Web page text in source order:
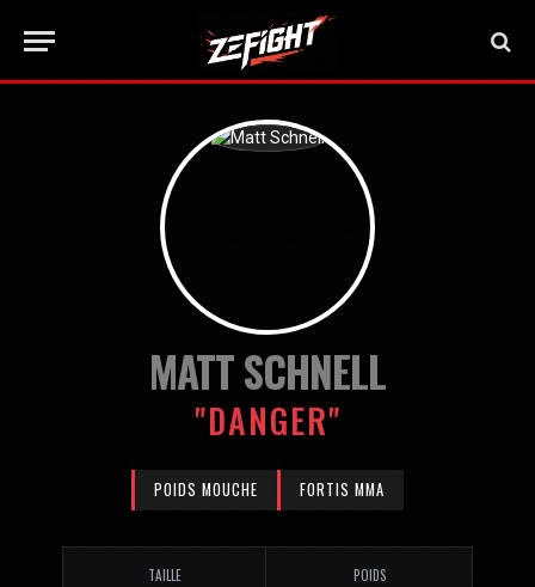
MATT SCHNELL
"DANGER"
POIDS MOUCHE FORTIS MMA
TAILLE POIDS